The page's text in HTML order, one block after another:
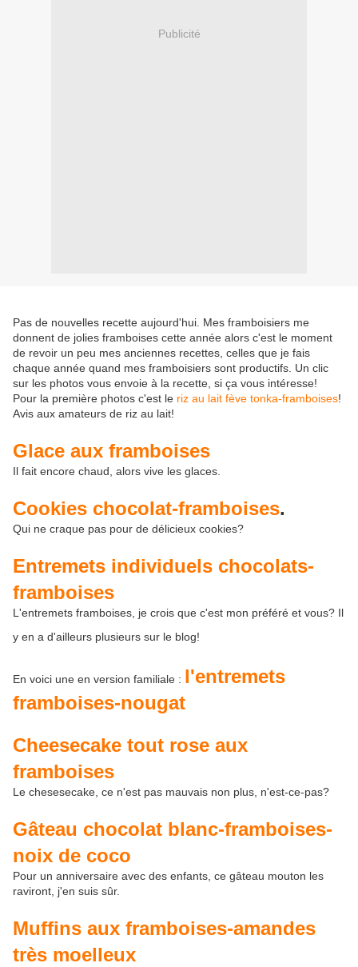
Publicité
Pas de nouvelles recette aujourd'hui. Mes framboisiers me
donnent de jolies framboises cette année alors c'est le moment
de revoir un peu mes anciennes recettes, celles que je fais
chaque année quand mes framboisiers sont productifs. Un clic
sur les photos vous envoie à la recette, si ça vous intéresse!
Pour la première photos c'est le riz au lait fève tonka-framboises!
Avis aux amateurs de riz au lait!
Glace aux framboises
Il fait encore chaud, alors vive les glaces.
Cookies chocolat-framboises.
Qui ne craque pas pour de délicieux cookies?
Entremets individuels chocolats-
framboises
L'entremets framboises, je crois que c'est mon préféré et vous? Il
y en a d'ailleurs plusieurs sur le blog!
En voici une en version familiale : l'entremets
framboises-nougat
Cheesecake tout rose aux
framboises
Le chesesecake, ce n'est pas mauvais non plus, n'est-ce-pas?
Gâteau chocolat blanc-framboises-
noix de coco
Pour un anniversaire avec des enfants, ce gâteau mouton les
raviront, j'en suis sûr.
Muffins aux framboises-amandes
très moelleux